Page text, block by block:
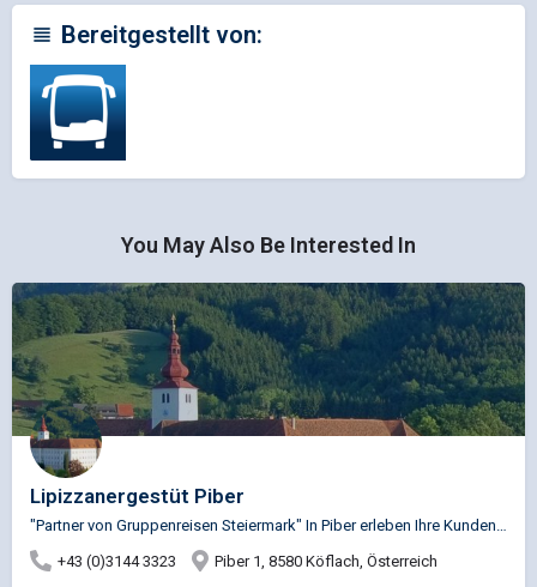
Bereitgestellt von:
You May Also Be Interested In
Lipizzanergestüt Piber
+43 (0)3144 3323
Piber 1, 8580 Köflach, Österreich